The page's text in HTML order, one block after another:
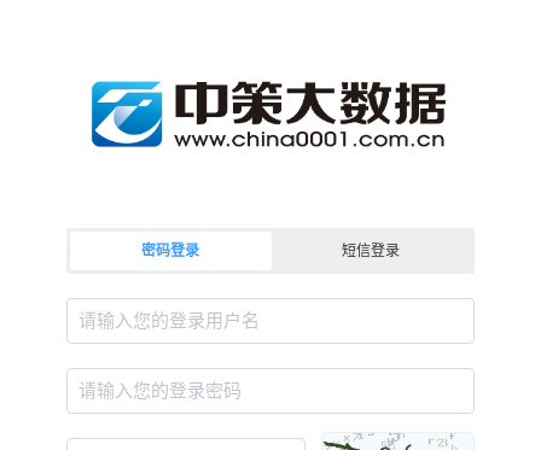
密码登录 短信登录
请输入您的登录用户名
请输入您的登录密码